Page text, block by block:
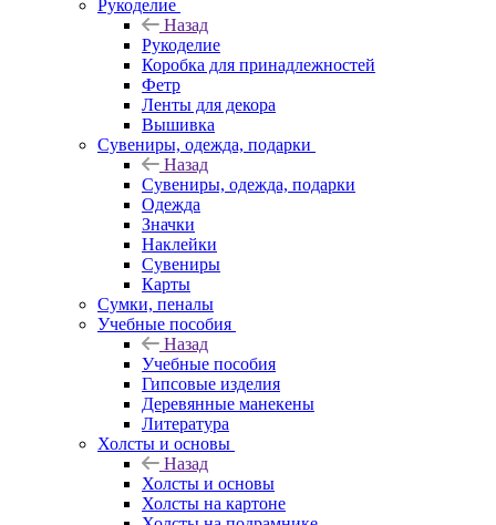
Рукоделие
Назад
Рукоделие
Коробка для принадлежностей
Фетр
Ленты для декора
Вышивка
Сувениры, одежда, подарки
Назад
Сувениры, одежда, подарки
Одежда
Значки
Наклейки
Сувениры
Карты
Сумки, пеналы
Учебные пособия
Назад
Учебные пособия
Гипсовые изделия
Деревянные манекены
Литература
Холсты и основы
Назад
Холсты и основы
Холсты на картоне